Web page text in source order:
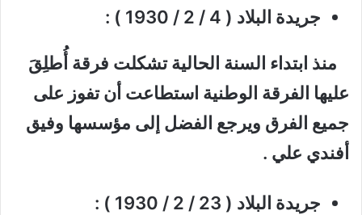
جريدة البلاد ( 4 / 2 / 1930 ) :
منذ ابتداء السنة الحالية تشكلت فرقة أُطلِقَ
عليها الفرقة الوطنية استطاعت أن تفوز على
جميع الفرق ويرجع الفضل إلى مؤسسها وفيق
أفندي علي .
جريدة البلاد ( 23 / 2 / 1930 ) :